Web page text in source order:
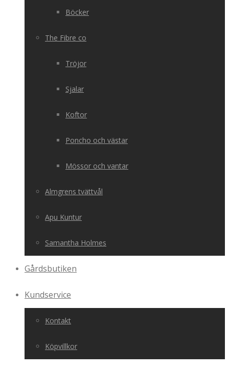
Böcker
The Fibre co
Tröjor
Sjalar
Koftor
Poncho och västar
Mössor och vantar
Almgrens tvättvål
Apu Kuntur
Samantha Holmes
Gårdsbutiken
Kundservice
Kontakt
Köpvillkor